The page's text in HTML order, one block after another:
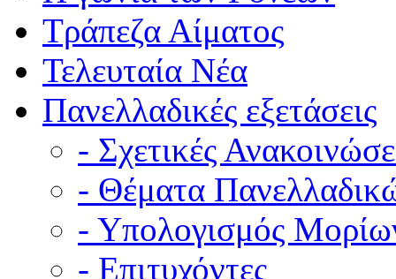
Τράπεζα Αίματος
Τελευταία Νέα
Πανελλαδικές εξετάσεις
- Σχετικές
- Θέματα
- Υπολογισμός
- Επιτυχόντες